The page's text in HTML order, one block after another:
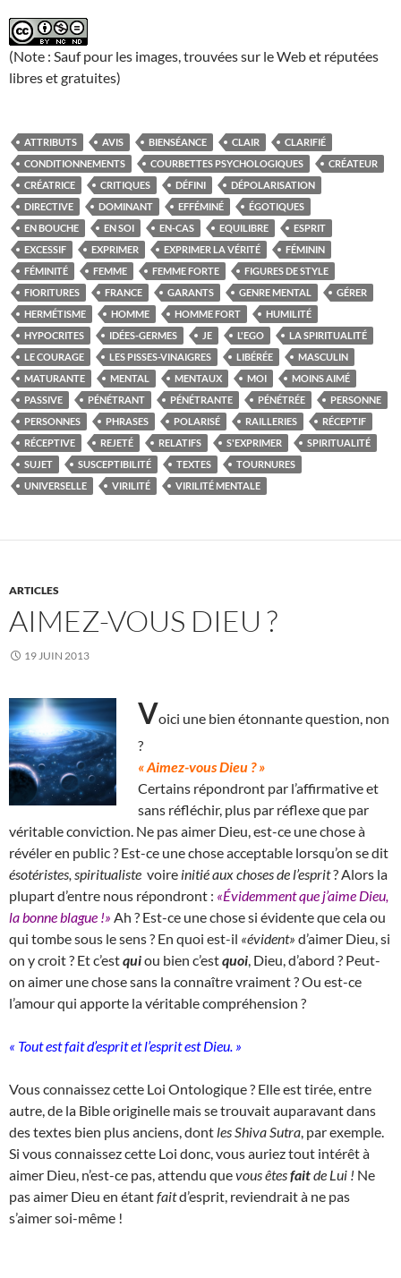
(Note : Sauf pour les images, trouvées sur le Web et réputées
libres et gratuites)
ATTRIBUTS AVIS BIENSÉANCE CLAIR
CLARIFIÉ
CONDITIONNEMENTS
COURBETTES PSYCHOLOGIQUES
CRÉATEUR
CRÉATRICE
CRITIQUES DÉFINI
DÉPOLARISATION
DIRECTIVE
DOMINANT EFFÉMINÉ
ÉGOTIQUES
EN BOUCHE
EN SOI EN-CAS EQUILIBRE
ESPRIT
EXCESSIF
EXPRIMER EXPRIMER LA VÉRITÉ
FÉMININ
FÉMINITÉ
FEMME FEMME FORTE
FIGURES DE STYLE
FIORITURES
FRANCE GARANTS GENRE MENTAL
GÉRER
HERMÉTISME
HOMME HOMME FORT
HUMILITÉ
HYPOCRITES
IDÉES-GERMES JE L'EGO
LA SPIRITUALITÉ
LE COURAGE
LES PISSES-VINAIGRES LIBÉRÉE
MASCULIN
MATURANTE
MENTAL MENTAUX MOI
MOINS AIMÉ
PASSIVE
PÉNÉTRANT PÉNÉTRANTE PÉNÉTRÉE
PERSONNE
PERSONNES
PHRASES POLARISÉ RAILLERIES
RÉCEPTIF
RÉCEPTIVE
REJETÉ RELATIFS S'EXPRIMER
SPIRITUALITÉ
SUJET
SUSCEPTIBILITÉ TEXTES
TOURNURES
UNIVERSELLE
VIRILITÉ VIRILITÉ MENTALE
ARTICLES
AIMEZ-VOUS DIEU ?
19 JUIN 2013
Voici une bien étonnante question, non
?
« Aimez-vous Dieu ? »
Certains répondront par l’affirmative et
sans réfléchir, plus par réflexe que par
véritable conviction. Ne pas aimer Dieu, est-ce une chose à
révéler en public ? Est-ce une chose acceptable lorsqu’on se dit
ésotéristes, spiritualiste voire initié aux choses de l’esprit? Alors la
plupart d’entre nous répondront : «Évidemment que j’aime Dieu,
la bonne blague !» Ah ? Est-ce une chose si évidente que cela ou
qui tombe sous le sens ? En quoi est-il «évident» d’aimer Dieu, si
on y croit ? Et c’estquiou bien c’estquoi , Dieu, d’abord ? Peut-
on aimer une chose sans la connaître vraiment ? Ou est-ce
l’amour qui apporte la véritable compréhension ?
« Tout est fait d’esprit et l’esprit est Dieu. »
Vous connaissez cette Loi Ontologique ? Elle est tirée, entre
autre, de la Bible originelle mais se trouvait auparavant dans
des textes bien plus anciens, dont les Shiva Sutra , par exemple.
Si vous connaissez cette Loi donc, vous auriez tout intérêt à
aimer Dieu, n’est-ce pas, attendu quevous êtesfaitde Lui ! Ne
pas aimer Dieu en étantfaitd’esprit, reviendrait à ne pas
s’aimer soi-même !